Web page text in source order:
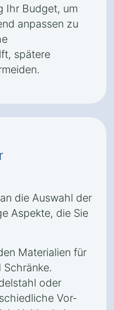
Ihr Budget, um
anpassen zu
spätere
die Auswahl der
Aspekte, die Sie
Materialien für
oder
Vor-